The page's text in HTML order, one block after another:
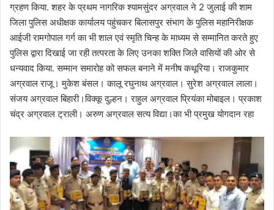
ग्रहण किया. शहर के प्रथम नागरिक श्यामसुंदर अग्रवाल ने 2 जुलाई की शाम
जिला पुलिस अधीक्षक कार्यालय पहुंचकर बिलासपुर संभाग के पुलिस महानिरीक्षक
आईजी रामगोपाल गर्ग का भी शाल एवं स्मृति चिन्ह के माध्यम से सम्मानित करते हुए
पुलिस द्वारा दिखाई जा रही तत्परता के लिए उनका शक्ति जिले वासियों की ओर से
धन्यवाद किया. सम्मान समारोह को सफल बनाने में मनीष कथूरिया। राजकुमार
अग्रवाल राजू। मुकेश बंसल। कालू रघुनाथ अग्रवाल। सुरेश अग्रवाल लाला।
संजय अग्रवाल बिहारी।विक्कू दुल्हन। राहुल अग्रवाल प्रियंका मोबाइल। प्रकाश
चंद्र अग्रवाल ट्राली। अरुण अग्रवाल सत्य विद्या।का भी प्रमुख योगदान रहा